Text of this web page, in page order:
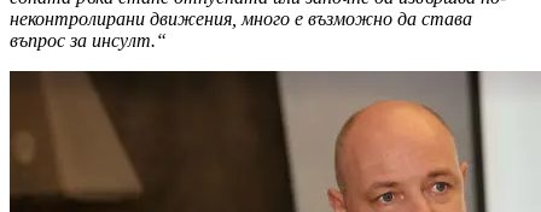
неконтролирани движения, много е възможно да става
въпрос за инсулт.“